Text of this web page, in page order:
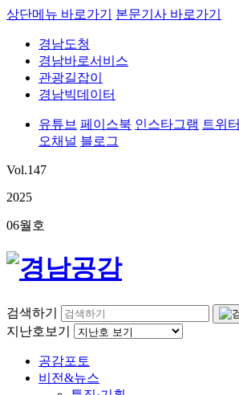
상단메뉴 바로가기 본문기사 바로가기
경남도청
경남바로서비스
관광길잡이
경남빅데이터
유튜브 페이스북 인스타그램 트위터
오채널 블로그
Vol.147
2025
06월호
검색하기
지난호보기
공감포토
비전&뉴스